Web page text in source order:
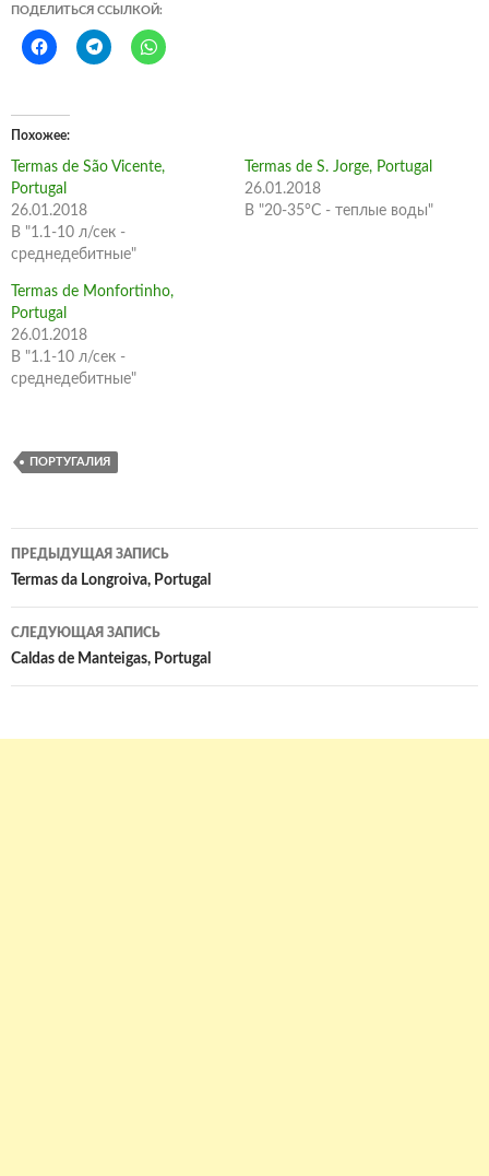
ПОДЕЛИТЬСЯ ССЫЛКОЙ:
Похожее
Termas de São Vicente,
Portugal
26.01.2018
В "1.1-10 л/сек -
среднедебитные"
Termas de S. Jorge, Portugal
26.01.2018
В "20-35°С - теплые воды"
Termas de Monfortinho,
Portugal
26.01.2018
В "1.1-10 л/сек -
среднедебитные"
ПОРТУГАЛИЯ
Навигация
по
записям
ПРЕДЫДУЩАЯ ЗАПИСЬ
Termas da Longroiva, Portugal
СЛЕДУЮЩАЯ ЗАПИСЬ
Caldas de Manteigas, Portugal